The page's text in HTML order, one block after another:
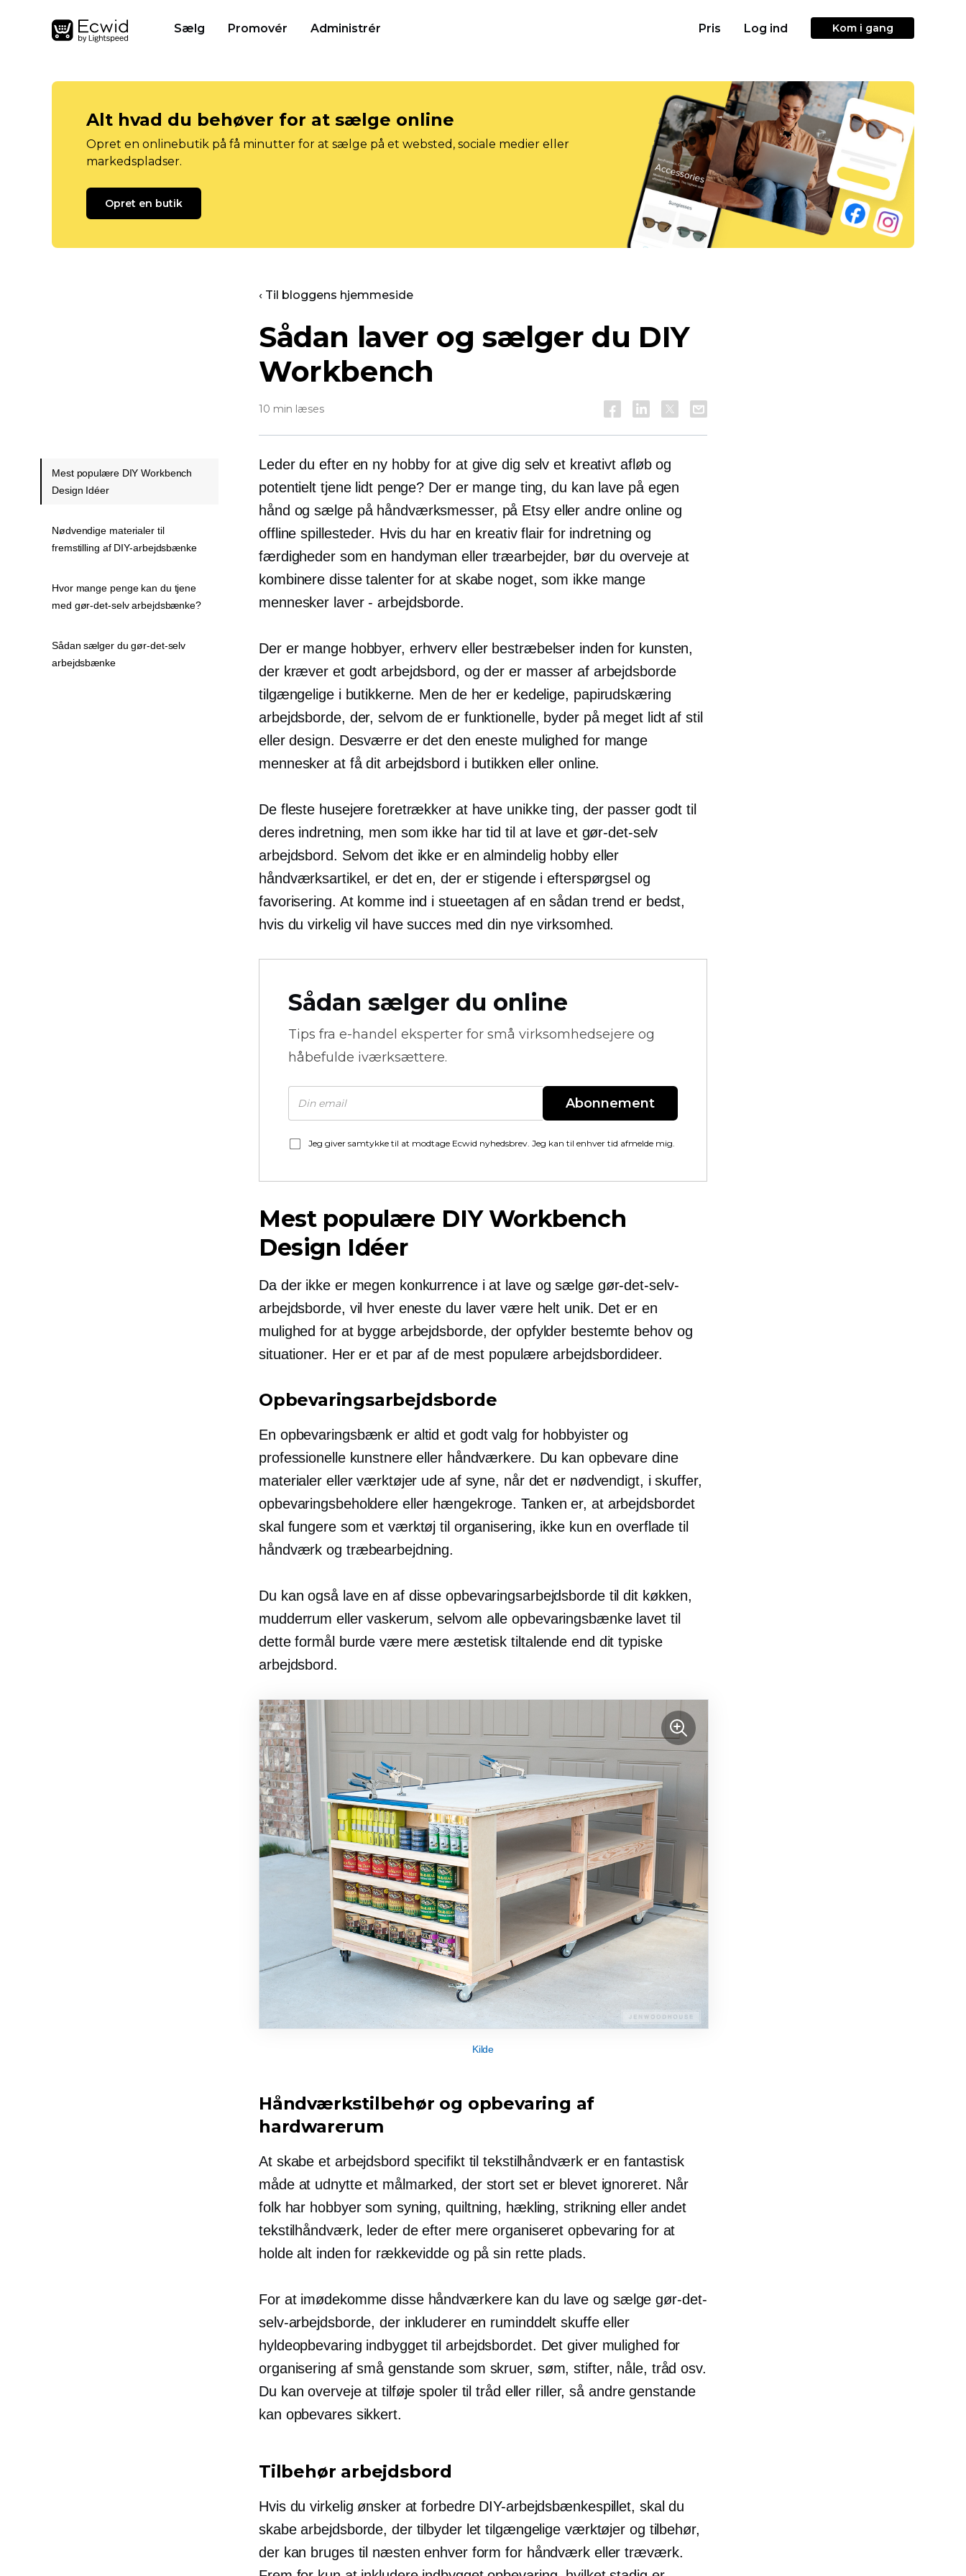
Sælg Promovér Administrér Pris Log ind Kom i gang
Alt hvad du behøver for at sælge online
Opret en onlinebutik på få minutter for at sælge på et websted, sociale medier eller
markedspladser.
Opret en butik
‹ Til bloggens hjemmeside
Sådan laver og sælger du DIY
Workbench
10 min læses
Leder du efter en ny hobby for at give dig selv et kreativt afløb og
potentielt tjene lidt penge? Der er mange ting, du kan lave på egen
hånd og sælge på håndværksmesser, på Etsy eller andre online og
offline spillesteder. Hvis du har en kreativ flair for indretning og
færdigheder som en handyman eller træarbejder, bør du overveje at
kombinere disse talenter for at skabe noget, som ikke mange
mennesker laver - arbejdsborde.
Der er mange hobbyer, erhverv eller bestræbelser inden for kunsten,
der kræver et godt arbejdsbord, og der er masser af arbejdsborde
tilgængelige i butikkerne. Men de her er kedelige, papirudskæring
arbejdsborde, der, selvom de er funktionelle, byder på meget lidt af stil
eller design. Desværre er det den eneste mulighed for mange
mennesker at få dit arbejdsbord i butikken eller online.
De fleste husejere foretrækker at have unikke ting, der passer godt til
deres indretning, men som ikke har tid til at lave et gør-det-selv
arbejdsbord. Selvom det ikke er en almindelig hobby eller
håndværksartikel, er det en, der er stigende i efterspørgsel og
favorisering. At komme ind i stueetagen af ​​en sådan trend er bedst,
hvis du virkelig vil have succes med din nye virksomhed.
Sådan sælger du online
Tips fra e-handel eksperter for små virksomhedsejere og
håbefulde iværksættere.
Abonnement
Jeg giver samtykke til at modtage Ecwid nyhedsbrev. Jeg kan til enhver tid afmelde mig.
Mest populære DIY Workbench
Design Idéer
Da der ikke er megen konkurrence i at lave og sælge gør-det-selv-
arbejdsborde, vil hver eneste du laver være helt unik. Det er en
mulighed for at bygge arbejdsborde, der opfylder bestemte behov og
situationer. Her er et par af de mest populære arbejdsbordideer.
Opbevaringsarbejdsborde
En opbevaringsbænk er altid et godt valg for hobbyister og
professionelle kunstnere eller håndværkere. Du kan opbevare dine
materialer eller værktøjer ude af syne, når det er nødvendigt, i skuffer,
opbevaringsbeholdere eller hængekroge. Tanken er, at arbejdsbordet
skal fungere som et værktøj til organisering, ikke kun en overflade til
håndværk og træbearbejdning.
Du kan også lave en af ​​disse opbevaringsarbejdsborde til dit køkken,
mudderrum eller vaskerum, selvom alle opbevaringsbænke lavet til
dette formål burde være mere æstetisk tiltalende end dit typiske
arbejdsbord.
Kilde
Håndværkstilbehør og opbevaring af
hardwarerum
At skabe et arbejdsbord specifikt til tekstilhåndværk er en fantastisk
måde at udnytte et målmarked, der stort set er blevet ignoreret. Når
folk har hobbyer som syning, quiltning, hækling, strikning eller andet
tekstilhåndværk, leder de efter mere organiseret opbevaring for at
holde alt inden for rækkevidde og på sin rette plads.
For at imødekomme disse håndværkere kan du lave og sælge gør-det-
selv-arbejdsborde, der inkluderer en ruminddelt skuffe eller
hyldeopbevaring indbyggettil arbejdsbordet. Det giver mulighed for
organisering af små genstande som skruer, søm, stifter, nåle, tråd osv.
Du kan overveje at tilføje spoler til tråd eller riller, så andre genstande
kan opbevares sikkert.
Tilbehør arbejdsbord
Hvis du virkelig ønsker at forbedre DIY-arbejdsbænkespillet, skal du
skabe arbejdsborde, der tilbyder let tilgængelige værktøjer og tilbehør,
der kan bruges til næsten enhver form for håndværk eller træværk.
Mest populære DIY Workbench
Design Idéer
Nødvendige materialer til
fremstilling af DIY-arbejdsbænke
Hvor mange penge kan du tjene
med gør-det-selv arbejdsbænke?
Sådan sælger du gør-det-selv
arbejdsbænke